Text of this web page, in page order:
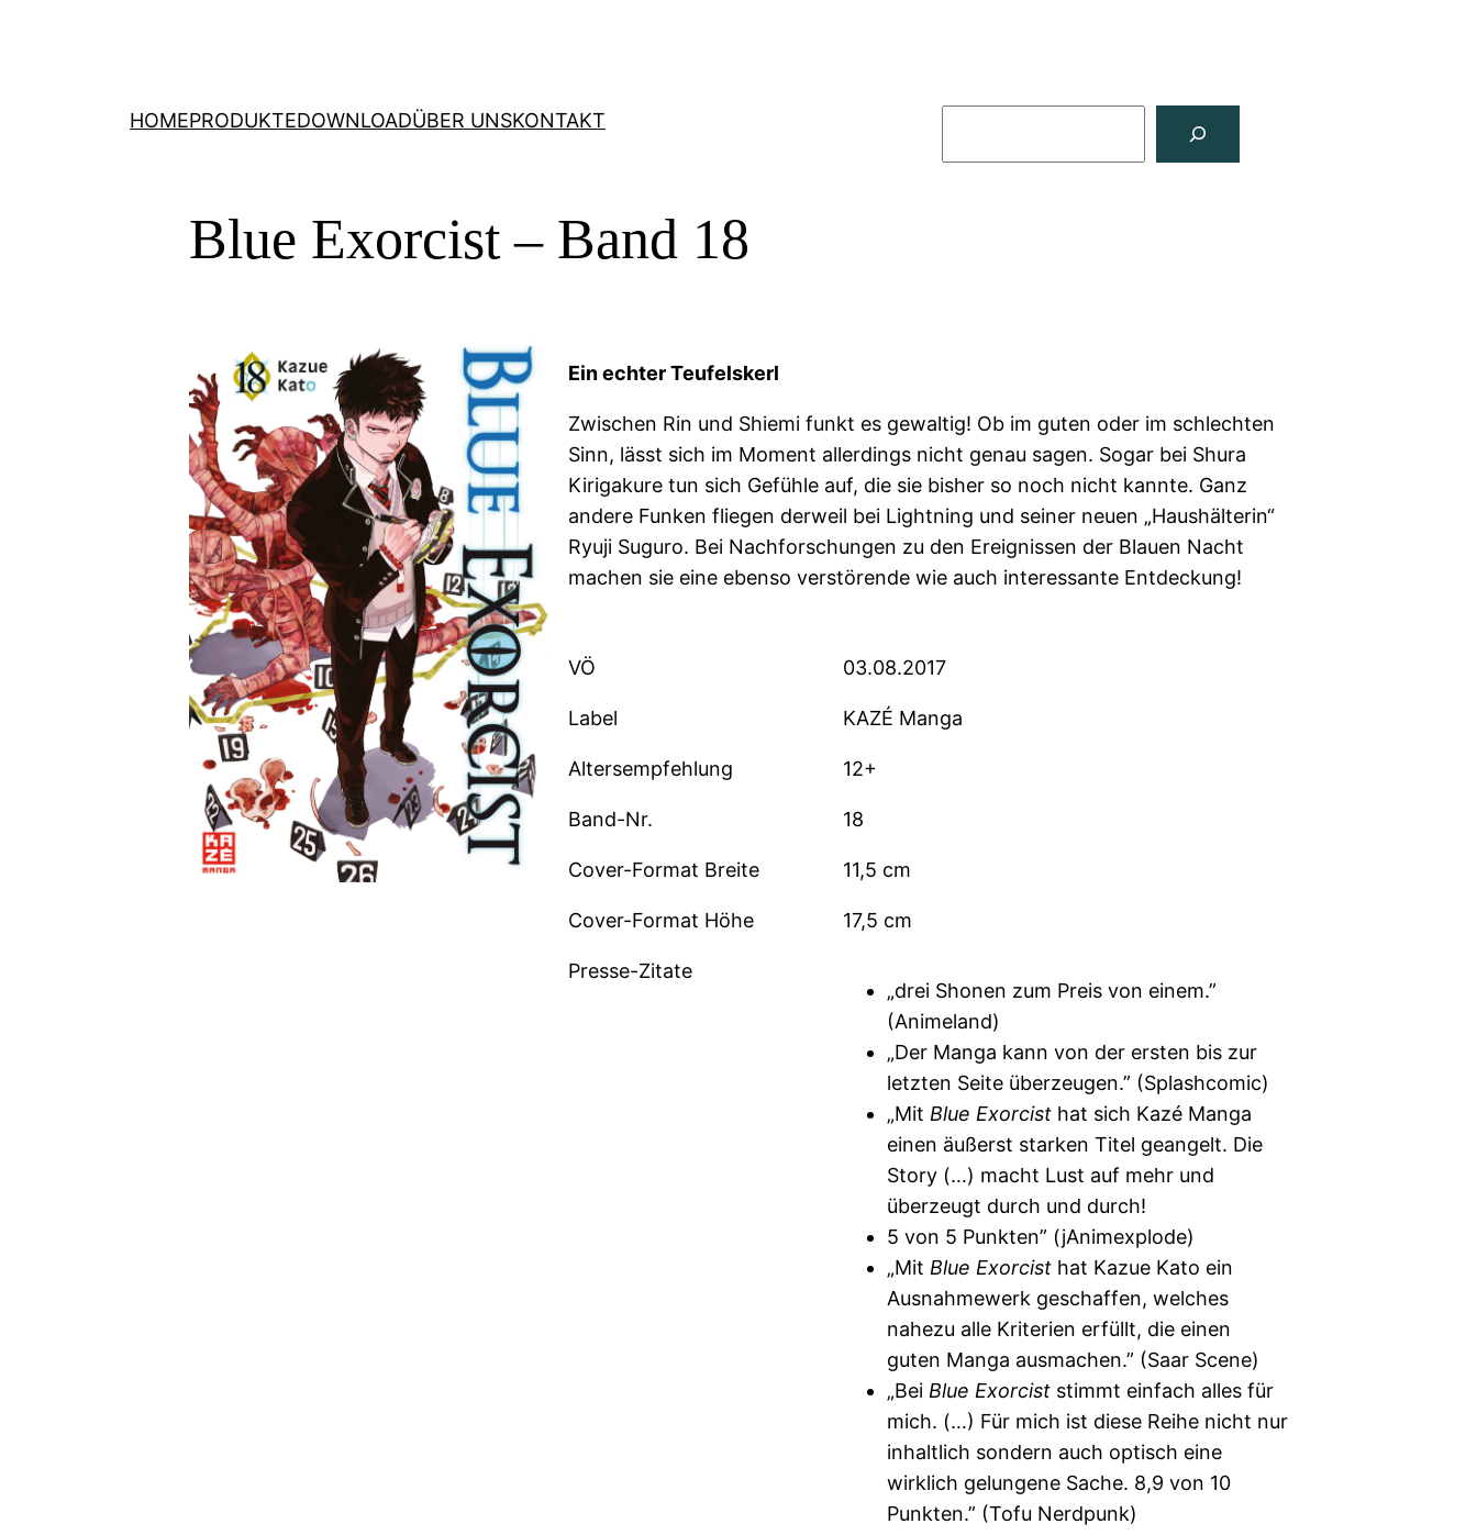
HOMEPRODUKTEDOWNLOADÜBER UNSKONTAKT
Blue Exorcist – Band 18
Ein echter Teufelskerl
Zwischen Rin und Shiemi funkt es gewaltig! Ob im guten oder im schlechten
Sinn, lässt sich im Moment allerdings nicht genau sagen. Sogar bei Shura
Kirigakure tun sich Gefühle auf, die sie bisher so noch nicht kannte. Ganz
andere Funken fliegen derweil bei Lightning und seiner neuen „Haushälterin“
Ryuji Suguro. Bei Nachforschungen zu den Ereignissen der Blauen Nacht
machen sie eine ebenso verstörende wie auch interessante Entdeckung!
VÖ 03.08.2017
Label KAZÉ Manga
Altersempfehlung 12+
Band-Nr. 18
Cover-Format Breite 11,5 cm
Cover-Format Höhe 17,5 cm
Presse-Zitate
„drei Shonen zum Preis von einem.”
(Animeland)
„Der Manga kann von der ersten bis zur
letzten Seite überzeugen.” (Splashcomic)
„Mit Blue Exorcisthat sich Kazé Manga
einen äußerst starken Titel geangelt. Die
Story (…) macht Lust auf mehr und
überzeugt durch und durch!
5 von 5 Punkten” (jAnimexplode)
„Mit Blue Exorcisthat Kazue Kato ein
Ausnahmewerk geschaffen, welches
nahezu alle Kriterien erfüllt, die einen
guten Manga ausmachen.” (Saar Scene)
„Bei Blue Exorcist stimmt einfach alles für
mich. (…) Für mich ist diese Reihe nicht nur
inhaltlich sondern auch optisch eine
wirklich gelungene Sache. 8,9 von 10
Punkten.” (Tofu Nerdpunk)